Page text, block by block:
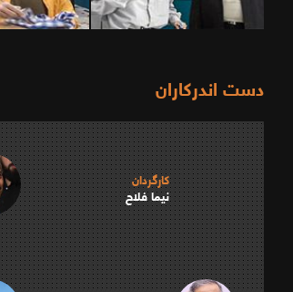
دست اندرکاران
کارگردان
نیما فلاح